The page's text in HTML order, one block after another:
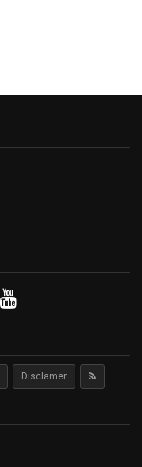
Disclamer